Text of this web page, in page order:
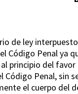
de ley
Código Penal ya
principio del
Código Penal, sin
el cuerpo del